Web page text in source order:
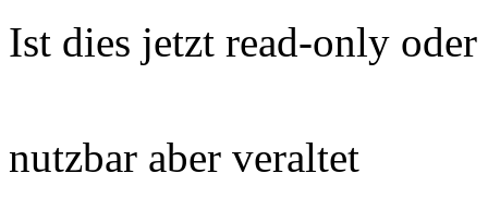
Ist dies jetzt read-only oder
nutzbar aber veraltet